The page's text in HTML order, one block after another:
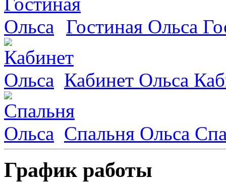
Гостиная Ольса
Кабинет Ольса
Спальня Ольса
График работы